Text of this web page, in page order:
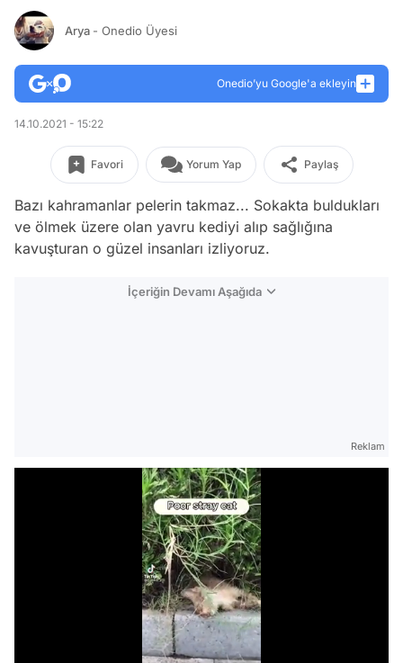
Arya - Onedio Üyesi
Onedio’yu Google'a ekleyin
14.10.2021 - 15:22
Favori Yorum Yap Paylaş
Bazı kahramanlar pelerin takmaz... Sokakta buldukları
ve ölmek üzere olan yavru kediyi alıp sağlığına
kavuşturan o güzel insanları izliyoruz.
İçeriğin Devamı Aşağıda
Reklam